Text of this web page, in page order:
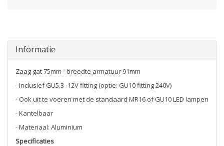
Informatie
Zaag gat 75mm - breedte armatuur 91mm
- Inclusief GU5.3 -12V fitting (optie: GU10 fitting 240V)
- Ook uit te voeren met de standaard MR16 of GU10 LED lampen
- Kantelbaar
- Materiaal: Aluminium
Specificaties